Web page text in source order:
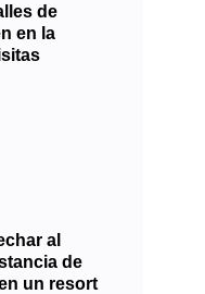
de
en la
al
de
un resort